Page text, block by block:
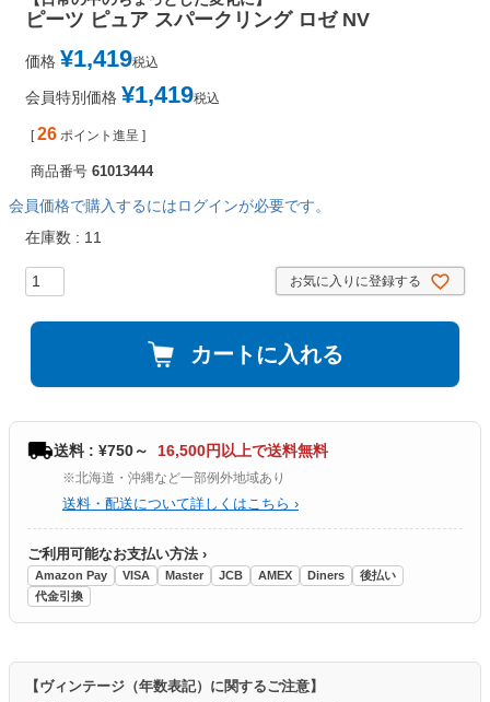
ピーツ ピュア スパークリング ロゼ NV
価格 ¥1,419税込
会員特別価格 ¥1,419税込
[ 26 ポイント進呈 ]
商品番号 61013444
会員価格で購入するにはログインが必要です。
在庫数
11
お気に入りに登録する
カートに入れる
送料 : ¥750～ 16,500円以上で送料無料
※北海道・沖縄など一部例外地域あり
送料・配送について詳しくはこちら ›
ご利用可能なお支払い方法 ›
Amazon Pay VISA Master JCB AMEX Diners
後払い
代金引換
【ヴィンテージ（年数表記）に関するご注意】